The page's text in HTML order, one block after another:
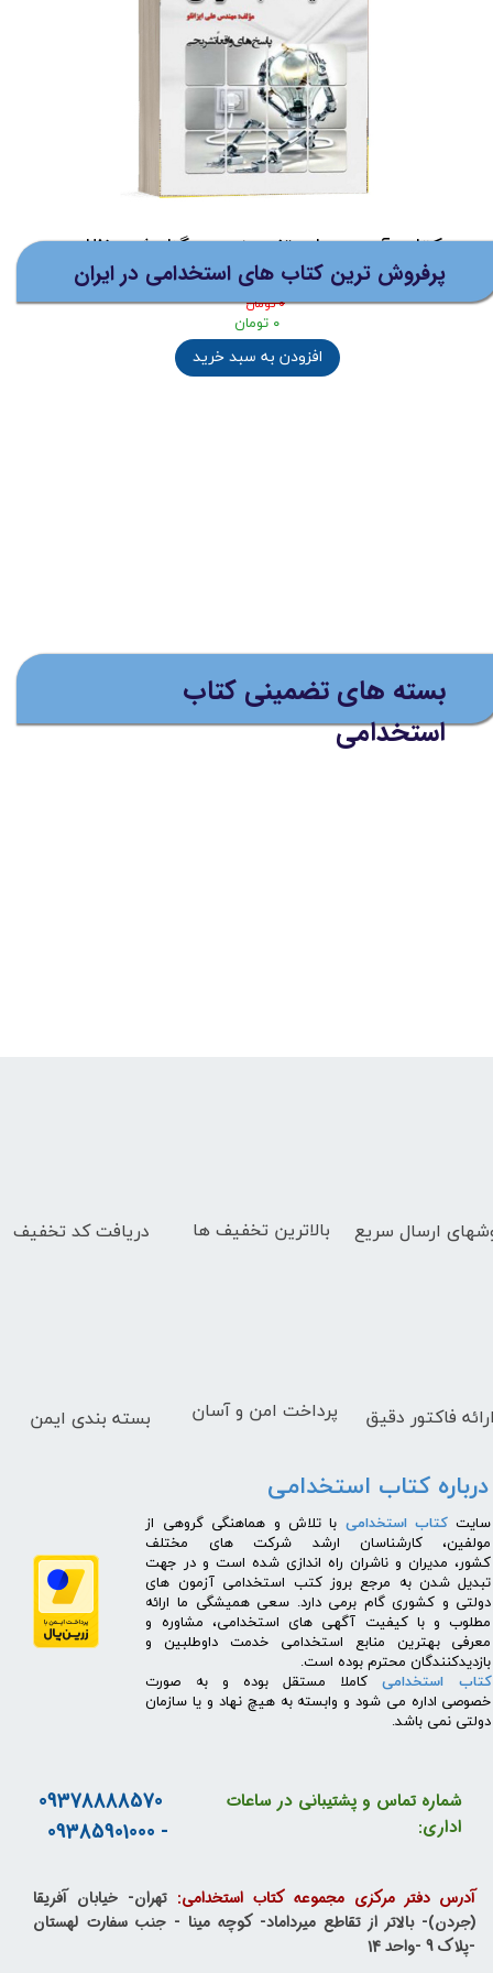
نظرات
کتاب نمونه سوالات استخدامینظام مهندسی تاسیسات
"با پاسخهای واقعا تشریحی"
(ارسال رایگان برای خرید های بالای
5 میلیون تومان) کتاب آزمون های تضمینی و برگزار شده نظام
مهندسی تاسیسات برقی نشر رویای سبز
۰ تومان
۰ تومان
افزودن به سبد خرید
پرفروش ترین کتاب های استخدامی در ایران
بسته های تضمینی کتاب
استخدامی
ارسال سریع دریافت کد تخفیف بالاترین تخفیف ها
بسته بندی ایمن فاکتور دقیق پرداخت امن و آسان
درباره کتاب استخدامی
​سایت کتاب استخدامی با تلاش و هماهنگی گروهی از
مولفین، کارشناسان ارشد شرکت های مختلف
کشور، مدیران و ناشران راه اندازی شده است و در جهت
تبدیل شدن به مرجع بروز کتب استخدامی آزمون های
دولتی و کشوری گام برمی دارد. سعی همیشگی ما ارائه
مطلوب و با کیفیت آگهی های استخدامی، مشاوره و
معرفی بهترین منابع استخدامی خدمت داوطلبین و
بازدیدکنندگان محترم بوده است.
کتاب استخدامیکاملا مستقل بوده و به صورت
خصوصی اداره می شود و وابسته به هیچ نهاد و یا سازمان
دولتی نمی باشد.
شماره تماس و پشتیبانی در ساعات
اداری:
09378888570
- 09385901000
آدرس دفتر مرکزی مجموعه کتاب استخدامی: تهران- خیابان آفریقا
(جردن)- بالاتر از تقاطع میرداماد- کوچه مینا - جنب سفارت لهستان
-پلاک 9 -واحد 14